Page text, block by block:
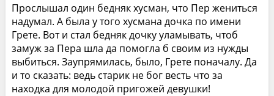
Прослышал один бедняк хусман, что Пер жениться
надумал. А была у того хусмана дочка по имени
Грете. Вот и стал бедняк дочку уламывать, чтоб
замуж за Пера шла да помогла б своим из нужды
выбиться. Заупрямилась, было, Грете поначалу. Да
и то сказать: ведь старик не бог весть что за
находка для молодой пригожей девушки!